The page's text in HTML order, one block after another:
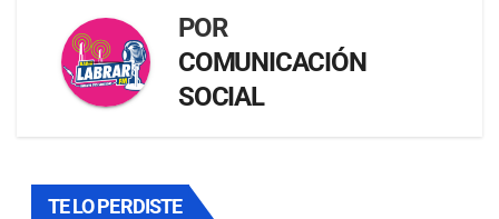
POR
COMUNICACIÓN
SOCIAL
TE LO PERDISTE